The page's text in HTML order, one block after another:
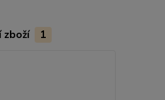
zboží 1